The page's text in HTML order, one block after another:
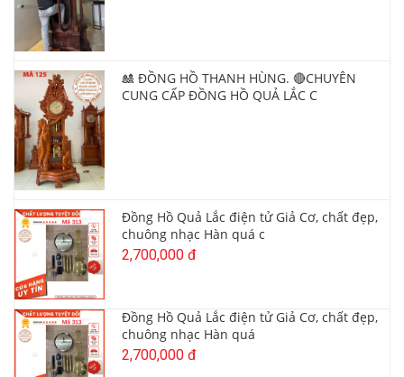
🎎 ĐỒNG HỒ THANH HÙNG. 🔴CHUYÊN
CUNG CẤP ĐỒNG HỒ QUẢ LẮC C
Đồng Hồ Quả Lắc điện tử Giả Cơ, chất đẹp,
chuông nhạc Hàn quá c
2,700,000 đ
Đồng Hồ Quả Lắc điện tử Giả Cơ, chất đẹp,
chuông nhạc Hàn quá
2,700,000 đ